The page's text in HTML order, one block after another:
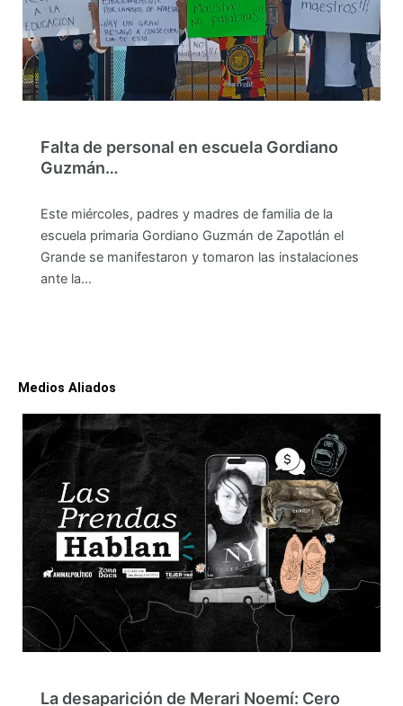
Falta de personal en escuela Gordiano
Guzmán…
Este miércoles, padres y madres de familia de la
escuela primaria Gordiano Guzmán de Zapotlán el
Grande se manifestaron y tomaron las instalaciones
ante la…
Medios Aliados
La desaparición de Merari Noemí: Cero